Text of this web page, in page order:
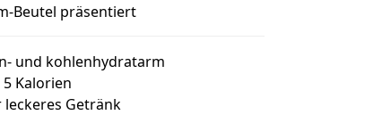
Beutel präsentiert
und kohlenhydratarm
Kalorien
Getränk